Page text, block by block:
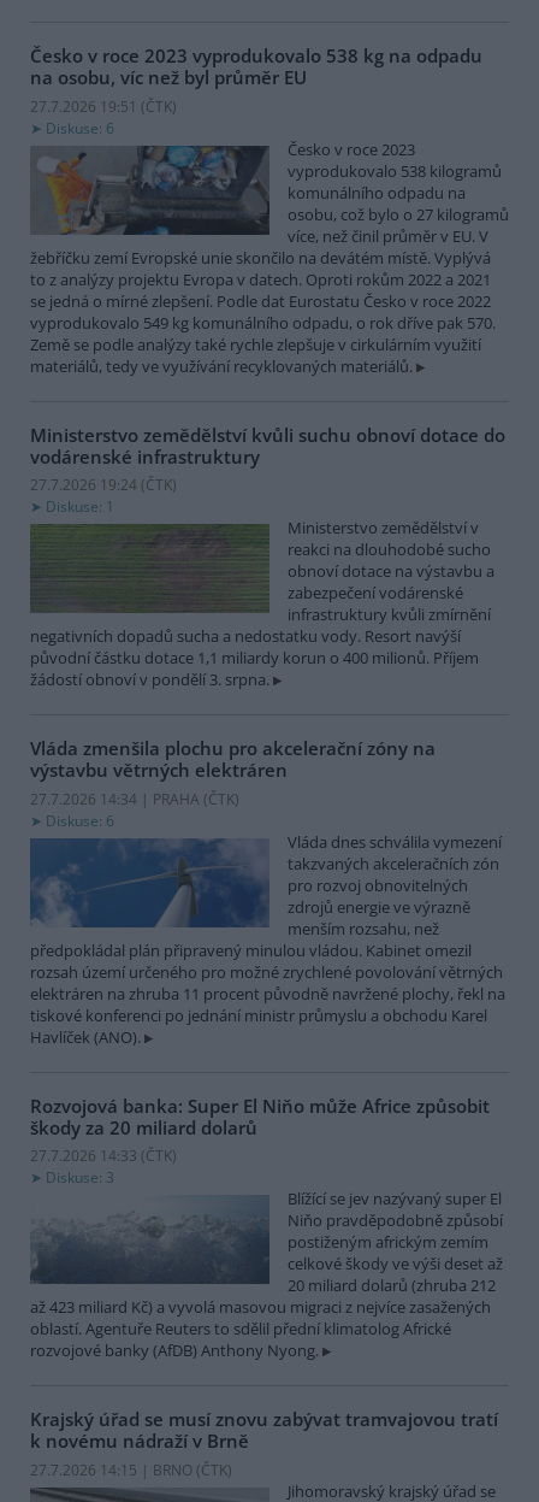
Česko v roce 2023 vyprodukovalo 538 kg na odpadu
na osobu, víc než byl průměr EU
27.7.2026 19:51 (ČTK)
Diskuse: 6
Česko v roce 2023
vyprodukovalo 538 kilogramů
komunálního odpadu na
osobu, což bylo o 27 kilogramů
více, než činil průměr v EU. V
žebříčku zemí Evropské unie skončilo na devátém místě. Vyplývá
to z analýzy projektu Evropa v datech. Oproti rokům 2022 a 2021
se jedná o mírné zlepšení. Podle dat Eurostatu Česko v roce 2022
vyprodukovalo 549 kg komunálního odpadu, o rok dříve pak 570.
Země se podle analýzy také rychle zlepšuje v cirkulárním využití
materiálů, tedy ve využívání recyklovaných materiálů.
Ministerstvo zemědělství kvůli suchu obnoví dotace do
vodárenské infrastruktury
27.7.2026 19:24 (ČTK)
Diskuse: 1
Ministerstvo zemědělství v
reakci na dlouhodobé sucho
obnoví dotace na výstavbu a
zabezpečení vodárenské
infrastruktury kvůli zmírnění
negativních dopadů sucha a nedostatku vody. Resort navýší
původní částku dotace 1,1 miliardy korun o 400 milionů. Příjem
žádostí obnoví v pondělí 3. srpna.
Vláda zmenšila plochu pro akcelerační zóny na
výstavbu větrných elektráren
27.7.2026 14:34 | PRAHA (ČTK)
Diskuse: 6
Vláda dnes schválila vymezení
takzvaných akceleračních zón
pro rozvoj obnovitelných
zdrojů energie ve výrazně
menším rozsahu, než
předpokládal plán připravený minulou vládou. Kabinet omezil
rozsah území určeného pro možné zrychlené povolování větrných
elektráren na zhruba 11 procent původně navržené plochy, řekl na
tiskové konferenci po jednání ministr průmyslu a obchodu Karel
Havlíček (ANO).
Rozvojová banka: Super El Niňo může Africe způsobit
škody za 20 miliard dolarů
27.7.2026 14:33 (ČTK)
Diskuse: 3
Blížící se jev nazývaný super El
Niňo pravděpodobně způsobí
postiženým africkým zemím
celkové škody ve výši deset až
20 miliard dolarů (zhruba 212
až 423 miliard Kč) a vyvolá masovou migraci z nejvíce zasažených
oblastí. Agentuře Reuters to sdělil přední klimatolog Africké
rozvojové banky (AfDB) Anthony Nyong.
Krajský úřad se musí znovu zabývat tramvajovou tratí
k novému nádraží v Brně
27.7.2026 14:15 | BRNO (ČTK)
Jihomoravský krajský úřad se